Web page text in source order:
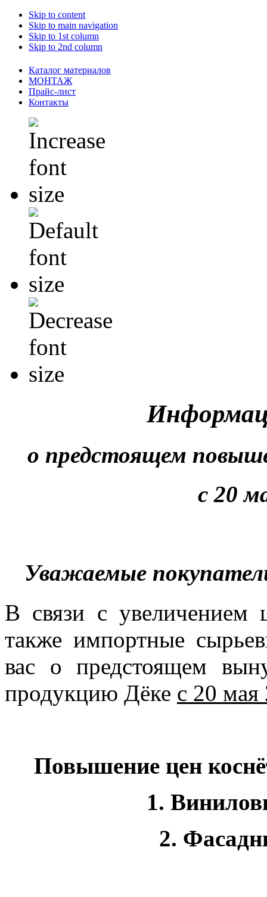
Skip to content
Skip to main navigation
Skip to 1st column
Skip to 2nd column
Каталог материалов
МОНТАЖ
Прайс-лист
Контакты
о предстоящем
с 20
Уважаемые
В связи с
также импортные
вас о предстоящем
продукцию Дёке с 20 мая
Повышение цен
1.
2.